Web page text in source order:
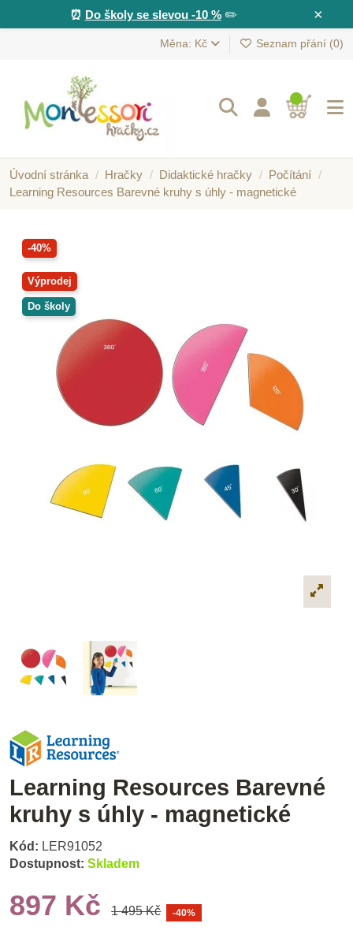
×
⏰ Do školy se slevou -10 %✏️
Měna: Kč Seznam přání (0)
Úvodní stránka Hračky Didaktické hračky
Počítání
Learning Resources Barevné kruhy s úhly - magnetické
-40%
Výprodej
Do školy
Learning Resources Barevné
kruhy s úhly - magnetické
Kód: LER91052
Dostupnost: Skladem
897 Kč 1 495 Kč -40%